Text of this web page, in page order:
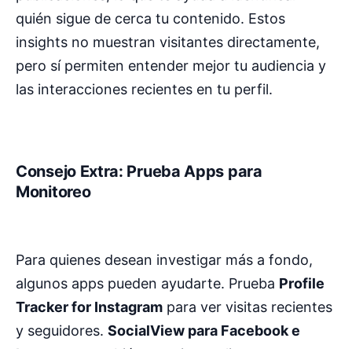
quién sigue de cerca tu contenido. Estos
insights no muestran visitantes directamente,
pero sí permiten entender mejor tu audiencia y
las interacciones recientes en tu perfil.
Consejo Extra: Prueba Apps para
Monitoreo
Para quienes desean investigar más a fondo,
algunos apps pueden ayudarte. Prueba Profile
Tracker for Instagram para ver visitas recientes
y seguidores. SocialView para Facebook e